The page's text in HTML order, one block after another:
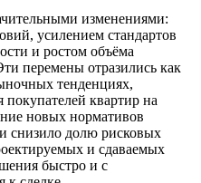
изменениями:
усилением стандартов
и ростом объёма
перемены отразились как
тенденциях,
квартир на
новых нормативов
снизило долю рисковых
и сдаваемых
быстро и с